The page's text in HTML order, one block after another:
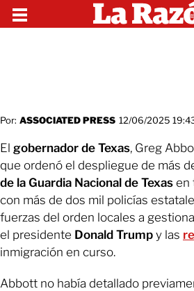
Por: ASSOCIATED PRESS 12/06/2025
El gobernador de Texas, Greg
que ordenó el despliegue de más
de la Guardia Nacional de Texas en
con más de dos mil policías
fuerzas del orden locales a
el presidente Donald Trump y las
inmigración en curso.
Abbott no había detallado